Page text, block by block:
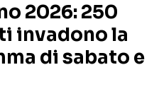
SERIE TV
REALITY SHOW
FICTION
2026: 250
invadono la
di sabato e